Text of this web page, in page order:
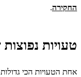
החקירה.
טעויות
אחת הטעויות הכי